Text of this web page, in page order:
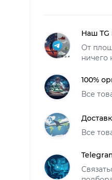
Наш TG
От
ничего
100%
Все
Все